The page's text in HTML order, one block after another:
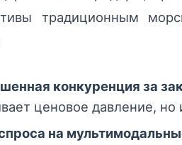
традиционным
конкуренция за
ценовое давление,
на